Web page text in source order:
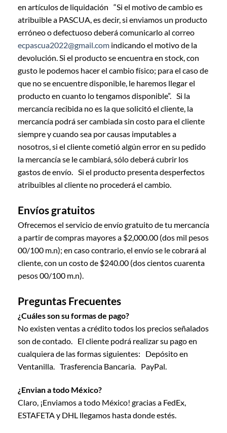
en artículos de liquidación “Si el motivo de cambio es
atribuible a PASCUA, es decir, si enviamos un producto
erróneo o defectuoso deberá comunicarlo al correo
ecpascua2022@gmail.com indicando el motivo de la
devolución. Si el producto se encuentra en stock, con
gusto le podemos hacer el cambio físico; para el caso de
que no se encuentre disponible, le haremos llegar el
producto en cuanto lo tengamos disponible”. Si la
mercancía recibida no es la que solicitó el cliente, la
mercancía podrá ser cambiada sin costo para el cliente
siempre y cuando sea por causas imputables a
nosotros, si el cliente cometió algún error en su pedido
la mercancía se le cambiará, sólo deberá cubrir los
gastos de envío. Si el producto presenta desperfectos
atribuibles al cliente no procederá el cambio.
Envíos gratuitos
Ofrecemos el servicio de envío gratuito de tu mercancía
a partir de compras mayores a $2,000.00 (dos mil pesos
00/100 m.n); en caso contrario, el envío se le cobrará al
cliente, con un costo de $240.00 (dos cientos cuarenta
pesos 00/100 m.n).
Preguntas Frecuentes
¿Cuáles son su formas de pago?
No existen ventas a crédito todos los precios señalados
son de contado. El cliente podrá realizar su pago en
cualquiera de las formas siguientes: Depósito en
Ventanilla. Trasferencia Bancaria. PayPal.
¿Envian a todo México?
Claro, ¡Enviamos a todo México! gracias a FedEx,
ESTAFETA y DHL llegamos hasta donde estés.